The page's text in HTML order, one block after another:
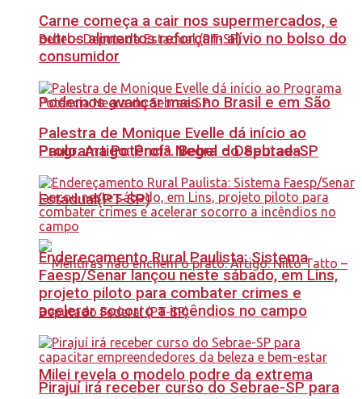
Podemos avançar mais no Brasil e em São
Paulo. Artigo: Profª. Bebel – Deputada
Estadual(PT-SP)
Milei revela o modelo podre da extrema
Carne começa a cair nos supermercados, e
outros alimentos reforçam alívio no bolso do
consumidor
Palestra de Monique Evelle dá início ao
Programa Potência Negra do Sebrae-SP
Endereçamento Rural Paulista: Sistema
Faesp/Senar lançou neste sábado, em Lins,
projeto piloto para combater crimes e
acelerar socorro a incêndios no campo
Pirajuí irá receber curso do Sebrae-SP para